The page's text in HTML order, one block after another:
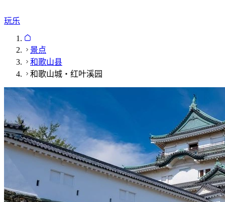
玩乐
景点
和歌山县
和歌山城・红叶溪园